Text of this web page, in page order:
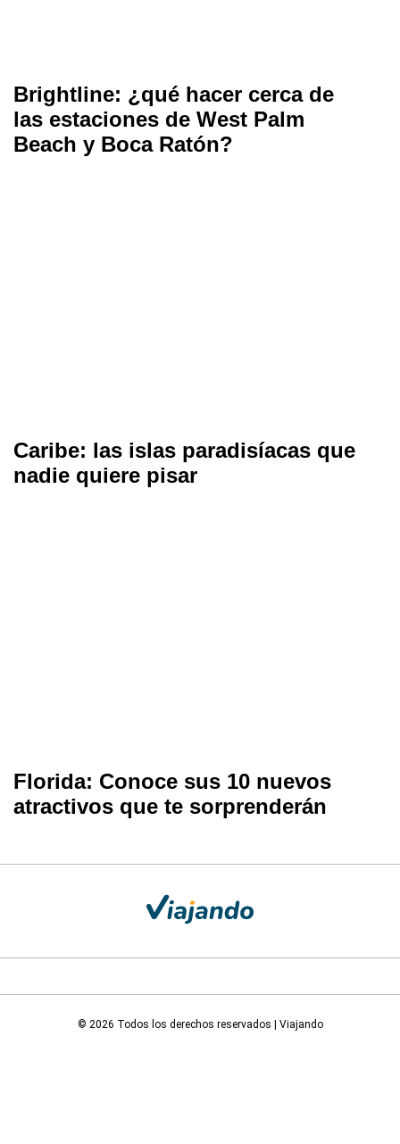
Brightline: ¿qué hacer cerca de
las estaciones de West Palm
Beach y Boca Ratón?
Caribe: las islas paradisíacas que
nadie quiere pisar
Florida: Conoce sus 10 nuevos
atractivos que te sorprenderán
© 2026 Todos los derechos reservados | Viajando